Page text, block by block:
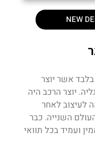
אשר יוצר
יוצר הרכב היה
לעיצוב לאחר
השנייה. כבר
ועמיד בכל תוואי